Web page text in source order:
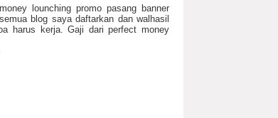
lounching promo pasang banner
blog saya daftarkan dan walhasil
harus kerja. Gaji dari perfect money